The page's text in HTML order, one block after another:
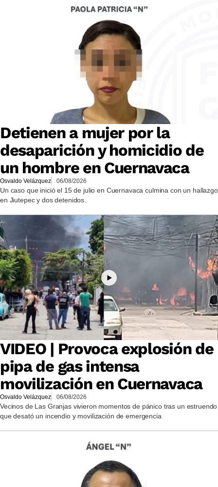
Detienen a mujer por la
desaparición y homicidio de
un hombre en Cuernavaca
Osvaldo Velázquez 06/08/2026
Un caso que inició el 15 de julio en Cuernavaca culmina con un hallazgo
en Jiutepec y dos detenidos.
VIDEO | Provoca explosión de
pipa de gas intensa
movilización en Cuernavaca
Osvaldo Velázquez 06/08/2026
Vecinos de Las Granjas vivieron momentos de pánico tras un estruendo
que desató un incendio y movilización de emergencia